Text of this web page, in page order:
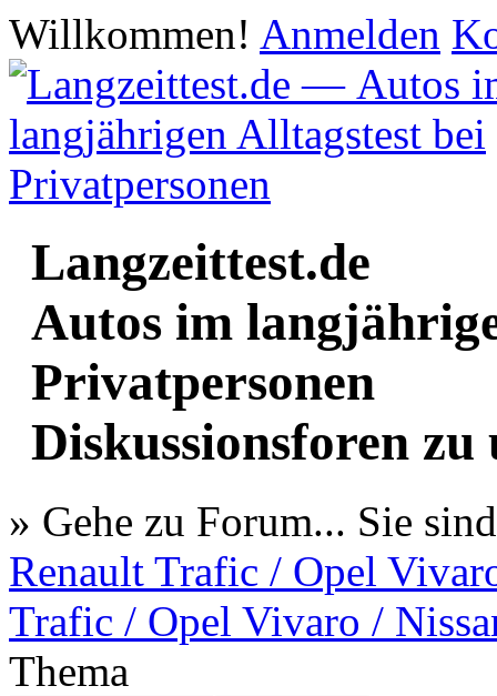
Willkommen! Anmelden
Langzeittest.de
Autos im
Privatpersonen
Diskussionsforen zu
» Gehe zu Forum... Sie
Renault Trafic / Opel
Trafic / Opel Vivaro /
Thema